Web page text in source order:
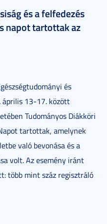
és a felfedezés
napot tartottak az
és
április 13-17. között
Tudományos Diákköri
tartottak, amelynek
való bevonása és a
volt. Az esemény iránt
több mint száz regisztráló